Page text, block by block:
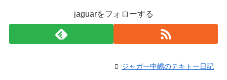
jaguarをフォローする
ジャガー中嶋のテキトー日記